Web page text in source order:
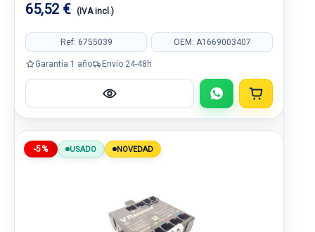
65,52 € (IVA incl.)
Ref: 6755039 OEM: A1669003407
Garantía 1 año Envío 24-48h
-5% USADO NOVEDAD